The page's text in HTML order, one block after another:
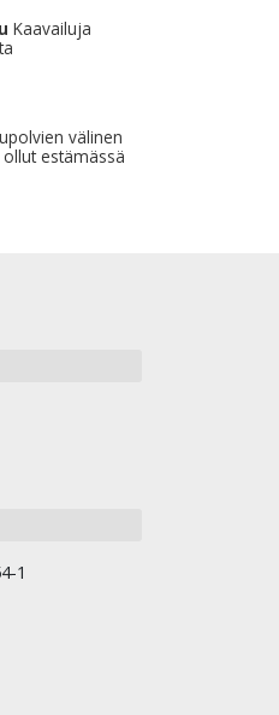
Kaavailuja
välinen
estämässä
1